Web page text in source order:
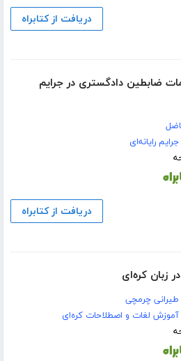
دریافت از کتابراه
ضابطین دادگستری در جرایم
جرایم رایانه‌ای
دریافت از کتابراه
زبان کره‌ای
طیرانی چرمچی
آموزش لغات و اصطلاحات کره‌ای